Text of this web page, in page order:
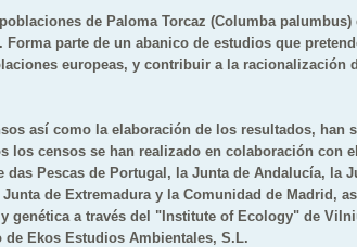
de Paloma Torcaz (Columba palumbus)
parte de un abanico de estudios que
europeas, y contribuir a la racionalización
así como la elaboración de los resultados, han
los censos se han realizado en colaboración con
Pescas de Portugal, la Junta de Andalucía, la
de Extremadura y la Comunidad de Madrid,
genética a través del "Institute of Ecology" de
Ekos Estudios Ambientales, S.L.